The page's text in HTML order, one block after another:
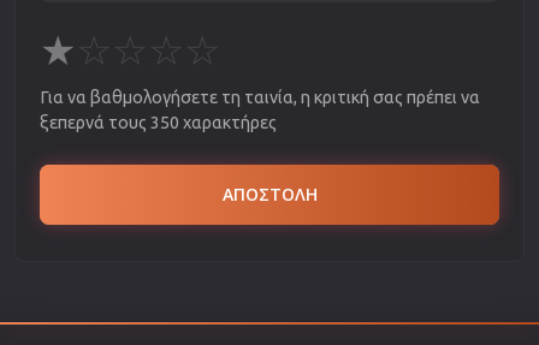
★☆☆☆☆
Για να βαθμολογήσετε τη ταινία, η κριτική σας πρέπει να
ξεπερνά τους 350 χαρακτήρες
ΑΠΟΣΤΟΛΗ